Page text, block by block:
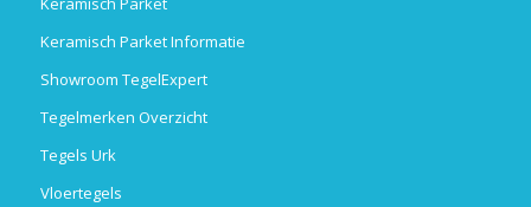
Keramisch Parket Informatie
Showroom TegelExpert
Tegelmerken Overzicht
Tegels Urk
Vloertegels